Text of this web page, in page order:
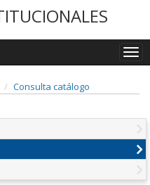
Consulta catálogo